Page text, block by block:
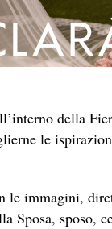
della
le
immagini,
Sposa, sposo,